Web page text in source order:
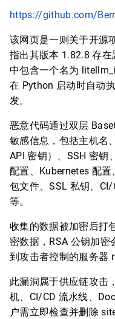
https://github.com/
该网页是一则关于开源
指出其版本 1.82.8 存
中包含一个名为
在 Python 启动时自动
发。
恶意代码通过双层
敏感信息，包括主机名
API 密钥）、SSH 密钥
配置、Kubernetes 配
包文件、SSL 私钥、
等。
收集的数据被加密后打
密数据，RSA 公钥加
到攻击者控制的服务器
此漏洞属于供应链攻击
机、CI/CD 流水线、
户需立即检查并删除